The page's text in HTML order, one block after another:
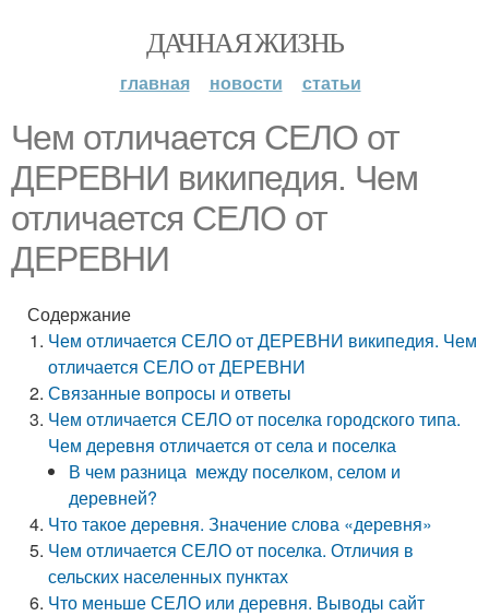
ДАЧНАЯ ЖИЗНЬ
главная новости статьи
Чем отличается СЕЛО от
ДЕРЕВНИ википедия. Чем
отличается СЕЛО от
ДЕРЕВНИ
Содержание
Чем отличается СЕЛО от ДЕРЕВНИ википедия. Чем
отличается СЕЛО от ДЕРЕВНИ
Связанные вопросы и ответы
Чем отличается СЕЛО от поселка городского типа.
Чем деревня отличается от села и поселка
В чем разница между поселком, селом и
деревней?
Что такое деревня. Значение слова «деревня»
Чем отличается СЕЛО от поселка. Отличия в
сельских населенных пунктах
Что меньше СЕЛО или деревня. Выводы сайт